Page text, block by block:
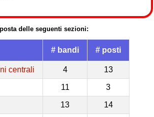
delle seguenti sezioni:
# bandi # posti
centrali 4 13
11 3
13 14